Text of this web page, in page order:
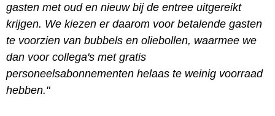
gasten met oud en nieuw bij de entree uitgereikt
krijgen. We kiezen er daarom voor betalende gasten
te voorzien van bubbels en oliebollen, waarmee we
dan voor collega's met gratis
personeelsabonnementen helaas te weinig voorraad
hebben."